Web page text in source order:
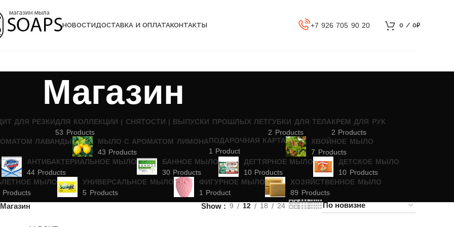
НОВОСТИДОСТАВКА И ОПЛАТАКОНТАКТЫ +7 926 705 90 20 0 / 0₽
Магазин
ДЛЯ РЕЗКИДЛЯ КОЛЛЕКЦИИ | СНЯТОСТИ | ВЫПУСКИ ПРОШЛЫХ ЛЕТ
53 Products
ГУБКИ ДЛЯ ТЕЛА
2 Products
КРЕМ ДЛЯ РУК
2 Products
ЛАВАНДЫ
МЫЛО С АРОМАТОМ ЛИМОНА
43 Products
ПОДАРОЧНАЯ КАРТА
1 Product
ХВОЙНОЕ МЫЛО
7 Products
АНТИБАКТЕРИАЛЬНОЕ МЫЛО
44 Products
БАННОЕ МЫЛО
30 Products
ДЕГТЯРНОЕ МЫЛО
10 Products
ДЕТСКОЕ МЫЛО
10 Products
МЫЛО
Products
УНИВЕРСАЛЬНОЕ МЫЛО
5 Products
ФИГУРНОЕ МЫЛО
1 Product
ХОЗЯЙСТВЕННОЕ МЫЛО
89 Products
Магазин Show 9 12 18 24